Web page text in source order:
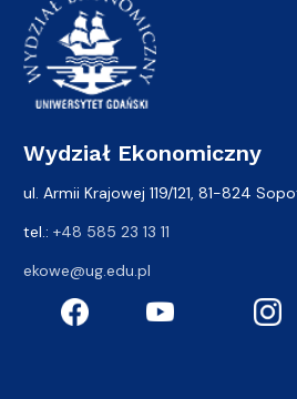
Wydział Ekonomiczny
ul. Armii Krajowej 119/121, 81-824
tel.: +48 585 23 13 11
ekowe@ug.edu.pl